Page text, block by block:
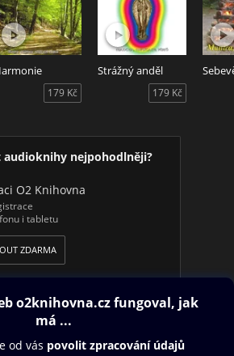
179 Kč
Strážný anděl
179 Kč
audioknihy nejpohodlněji?
O2 Knihovna
i tabletu
ZDARMA